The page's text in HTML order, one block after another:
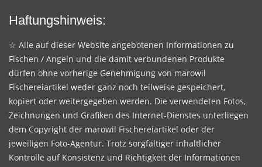
Haftungshinweis:
☆ Alle auf dieser Website angebotenen Informationen zu
Fischen / Angeln und die damit verbundenen Produkte
dürfen ohne vorherige Genehmigung von marowil
Fischereiartikel weder ganz noch teilweise gespeichert,
kopiert oder weitergegeben werden. Die verwendeten Fotos,
Zeichnungen und Grafiken des Internet-Dienstes unterliegen
dem Copyright der marowil Fischereiartikel oder der
jeweiligen Foto-Agentur. Trotz sorgfältiger inhaltlicher
Kontrolle auf Konsistenz und Richtigkeit der Informationen